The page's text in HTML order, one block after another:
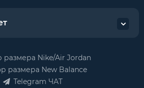
размера Nike/Air Jordan
размера New Balance
Telegram ЧАТ